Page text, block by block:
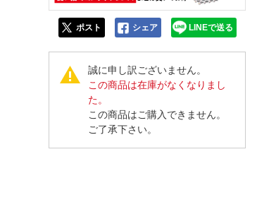
ポスト シェア LINEで送る
誠に申し訳ございません。
この商品は在庫がなくなりまし
た。
この商品はご購入できません。
ご了承下さい。